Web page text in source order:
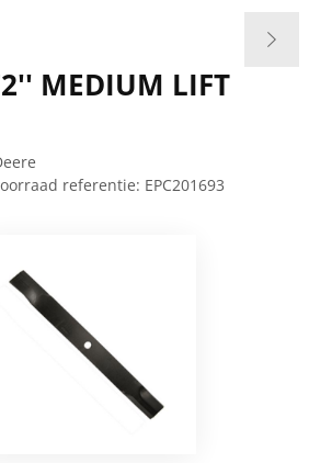
MEDIUM LIFT
referentie: EPC201693